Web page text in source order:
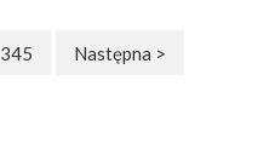
345 Następna >